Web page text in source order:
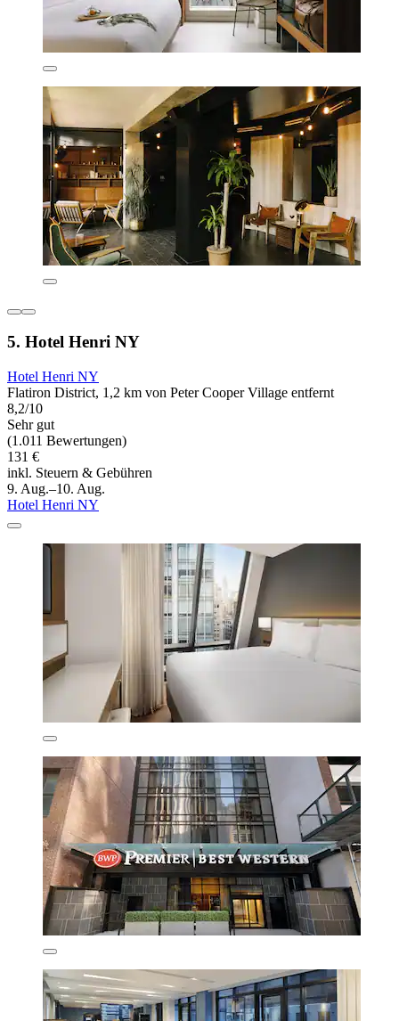
5. Hotel Henri NY
Hotel Henri NY
Flatiron District, 1,2 km von Peter Cooper Village entfernt
8,2/10
Sehr gut
(1.011 Bewertungen)
131 €
inkl. Steuern & Gebühren
9. Aug.–10. Aug.
Hotel Henri NY